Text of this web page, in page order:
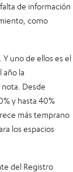
de información
como
uno de ellos es el
año la
Desde
y hasta 40%
más temprano
los espacios
del Registro